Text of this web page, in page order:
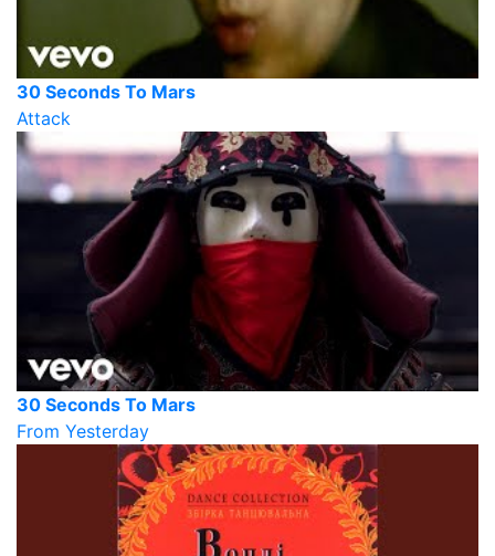
30 Seconds To Mars
Attack
30 Seconds To Mars
From Yesterday